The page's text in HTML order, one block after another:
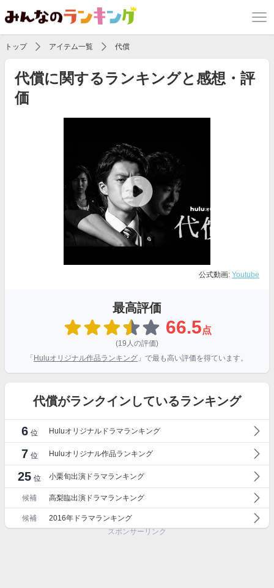
トップ アイテム一覧 代償
代償に関するランキングと感想・評
価
公式動画: Youtube
最高評価
66.5点
(19人の評価)
「 Huluオリジナル作品ランキング 」で最も高い評価を得ています。
代償がランクインしているランキング
6 位 Huluオリジナルドラマランキング
7 位 Huluオリジナル作品ランキング
25 位 小栗旬出演ドラマランキング
候補 高梨臨出演ドラマランキング
候補
2016年ドラマランキング
スポンサーリンク